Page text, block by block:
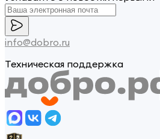
info@dobro.ru
Техническая поддержка